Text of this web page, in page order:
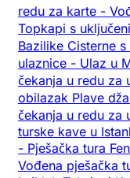
redu za karte -
Topkapi s
Bazilike Cisterne
ulaznice - Ulaz u
čekanja u redu za
obilazak Plave
čekanja u redu za
turske kave u
- Pješačka tura
Vođena pješačka